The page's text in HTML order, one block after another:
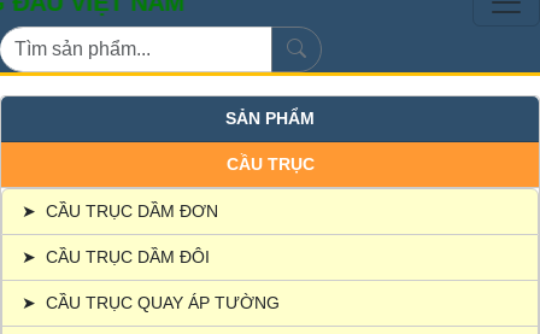
SẢN PHẨM
CẦU TRỤC
➤ CẦU TRỤC DẦM ĐƠN
➤ CẦU TRỤC DẦM ĐÔI
➤ CẦU TRỤC QUAY ÁP TƯỜNG